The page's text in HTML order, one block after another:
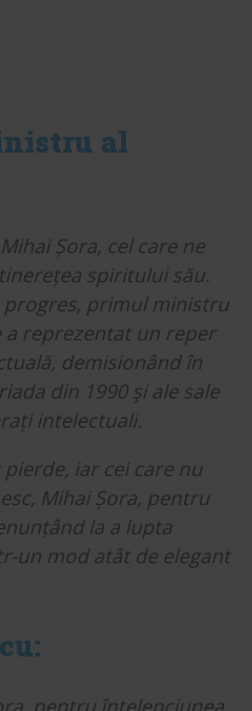
al
Șora, cel care ne
spiritului său.
progres, primul ministru
a reprezentat un reper
demisionând în
din 1990 şi ale sale
intelectuali.
iar cei care nu
Mihai Șora, pentru
la a lupta
un mod atât de elegant